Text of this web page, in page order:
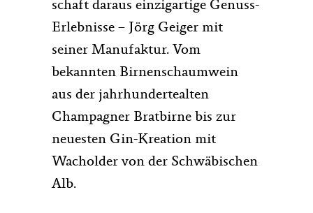
schaft daraus einzigartige Genuss-
Erlebnisse – Jörg Geiger mit
seiner Manufaktur. Vom
bekannten Birnenschaumwein
aus der jahrhundertealten
Champagner Bratbirne bis zur
neuesten Gin-Kreation mit
Wacholder von der Schwäbischen
Alb.